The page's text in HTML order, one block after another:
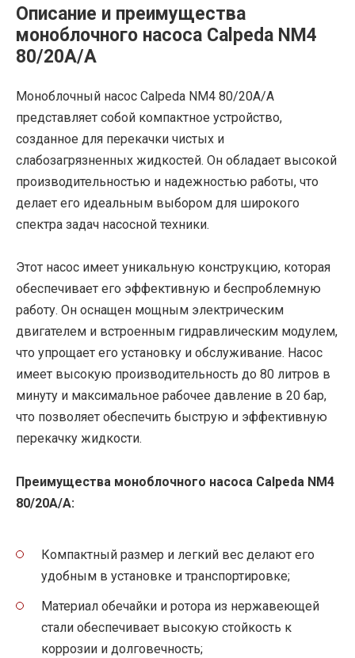
Описание и преимущества
моноблочного насоса Calpeda NM4
80/20A/A
Моноблочный насос Calpeda NM4 80/20A/A
представляет собой компактное устройство,
созданное для перекачки чистых и
слабозагрязненных жидкостей. Он обладает высокой
производительностью и надежностью работы, что
делает его идеальным выбором для широкого
спектра задач насосной техники.
Этот насос имеет уникальную конструкцию, которая
обеспечивает его эффективную и беспроблемную
работу. Он оснащен мощным электрическим
двигателем и встроенным гидравлическим модулем,
что упрощает его установку и обслуживание. Насос
имеет высокую производительность до 80 литров в
минуту и максимальное рабочее давление в 20 бар,
что позволяет обеспечить быструю и эффективную
перекачку жидкости.
Преимущества моноблочного насоса Calpeda NM4
80/20A/A:
Компактный размер и легкий вес делают его
удобным в установке и транспортировке;
Материал обечайки и ротора из нержавеющей
стали обеспечивает высокую стойкость к
коррозии и долговечность;